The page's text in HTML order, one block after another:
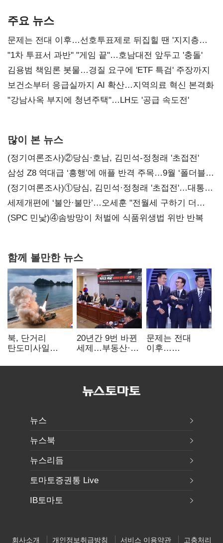
주요 뉴스
문제는 전대 이후…선호투표제로 뒤집힐 땐 '지지층
불복'
"1차 투표서 과반" "게임 끝"…호남대전 앞두고 '충돌'
김용범 책임론 봇물…경질 요구에 'ETF 특검' 주장까지
보건소부터 응급실까지 AI 확산…지역의료 혁신 본격화
"강남사옥 부지에 청년주택"…LH도 '공급 속도전'
많이 본 뉴스
(정기여론조사)②당심·호남, 김민석-정청래 '초접전'
삼성 Z8 역대급 ‘흥행’에 애플 반격 주목…9월 ‘폴더블
대전’
(정기여론조사)①당심, 김민석·정청래 '초접전'…대통령
지지도 '50% 아래로'(종합)
세제개편에 ‘불안·불만’…오세훈 "전월세 구하기 더
힘들어질 것"
(SPC 민낯)④솜방망이 처벌에 식품위생법 위반 반복
함께 볼만한 뉴스
북, 단거리
탄도미사일
"즉각 중단 촉구"
20년간 9번 바뀐
세제…부동산·
건드렸다
문제는 전대
이후…
뒤집힐 땐
뉴스
뉴스북
뉴스리듬
토마토증권통 Live
IB토마토
회사소개 개인정보취급방침 서비스 이용약관 고충처리